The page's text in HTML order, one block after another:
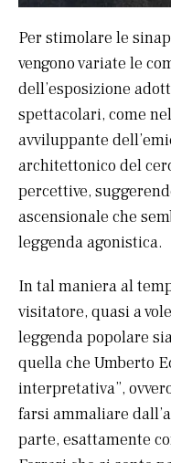
Per stimolare le
vengono variate le
dell’esposizione
spettacolari, come
avviluppante
architettonico del
percettive,
ascensionale che
leggenda agonistica.
In tal maniera al
visitatore, quasi a
leggenda popolare
quella che Umberto
interpretativa”,
farsi ammaliare
parte, esattamente